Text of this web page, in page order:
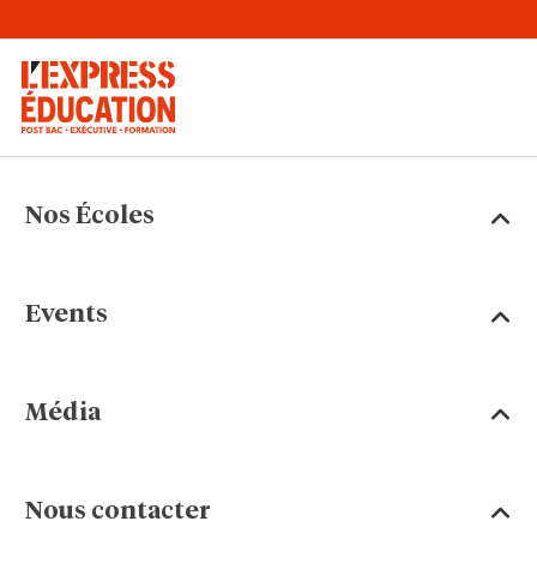
Nos Écoles
Events
Média
Nous contacter